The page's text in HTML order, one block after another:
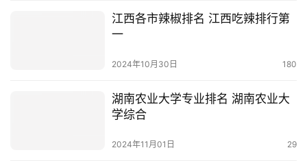
江西各市辣椒排名 江西吃辣排行第
一
2024年10月30日 180
湖南农业大学专业排名 湖南农业大
学综合
2024年11月01日 29